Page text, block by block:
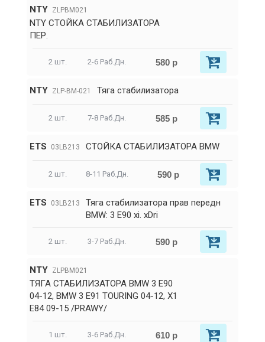
NTY ZLPBM021
NTY СТОЙКА СТАБИЛИЗАТОРА
ПЕР.
2 шт. 2-6 Раб.Дн. 580 р
NTY ZLP-BM-021 Тяга стабилизатора
2 шт. 7-8 Раб.Дн. 585 р
ETS 03LB213 СТОЙКА СТАБИЛИЗАТОРА BMW
2 шт. 8-11 Раб.Дн. 590 р
ETS 03LB213
Тяга стабилизатора прав передн
BMW: 3 E90 xi. xDri
2 шт. 3-7 Раб.Дн. 590 р
NTY ZLPBM021
ТЯГА СТАБИЛИЗАТОРА BMW 3 E90
04-12, BMW 3 E91 TOURING 04-12, X1
E84 09-15 /PRAWY/
1 шт. 3-6 Раб.Дн. 610 р